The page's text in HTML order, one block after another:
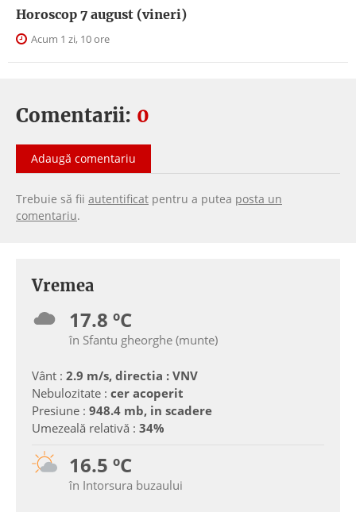
Horoscop 7 august (vineri)
Acum 1 zi, 10 ore
Comentarii: 0
Adaugă comentariu
Trebuie să fii autentificat pentru a putea posta un
comentariu.
Vremea
17.8 ºC
în Sfantu gheorghe (munte)
Vânt : 2.9 m/s, directia : VNV
Nebulozitate : cer acoperit
Presiune : 948.4 mb, in scadere
Umezeală relativă : 34%
16.5 ºC
în Intorsura buzaului